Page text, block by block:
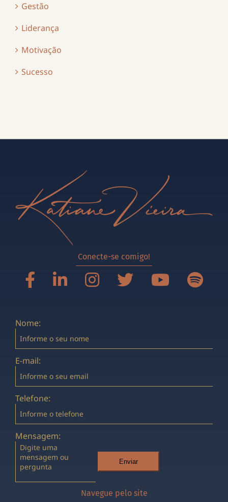
Gestão
Liderança
Motivação
Sucesso
Conecte-se comigo!
Nome:
E-mail:
Telefone:
Mensagem:
Enviar
Navegue pelo site